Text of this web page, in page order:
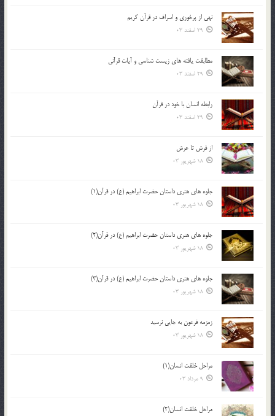
نهي از پرخوري و اسراف در قرآن کريم
29 اسفند 03
مطابقت یافته های زیست شناسی و آیات قرآنی
29 اسفند 03
رابطه انسان با خود در قرآن
29 اسفند 03
از فرش تا عرش
18 شهریور 03
جلوه هاي هنري داستان حضرت ابراهيم (ع) در قرآن(1)
18 شهریور 03
جلوه هاي هنري داستان حضرت ابراهيم (ع) در قرآن(2)
18 شهریور 03
جلوه هاي هنري داستان حضرت ابراهيم (ع) در قرآن(3)
18 شهریور 03
زمزمه فرعون به جايي نرسيد
18 شهریور 03
مراحل خلقت انسان(1)
9 مرداد 03
مراحل خلقت انسان(2)